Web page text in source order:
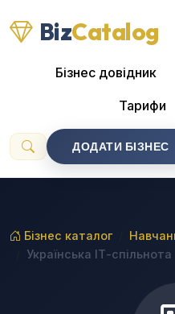
BizCatalog
Бізнес довідник
Тарифи
ДОДАТИ БІЗНЕС
Бізнес каталог
Українська ІТ-спільнота